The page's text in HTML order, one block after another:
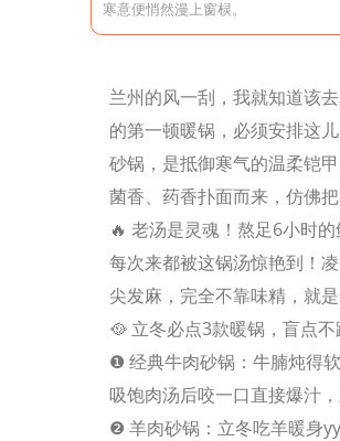
寒意便悄然漫上窗棂。
兰州的风一刮，我就知道该
的第一顿暖锅，必须安排这
砂锅，是抵御寒气的温柔铠
菌香、药香扑面而来，仿佛
🔥 老汤是灵魂！熬足6小时的
每次来都被这锅汤惊艳到！
尖发麻，完全不靠味精，就
🥘 立冬必点3款暖锅，盲点不
❶ 经典牛肉砂锅：牛腩炖得
吸饱肉汤后咬一口直接爆汁
❷ 羊肉砂锅：立冬吃羊暖身